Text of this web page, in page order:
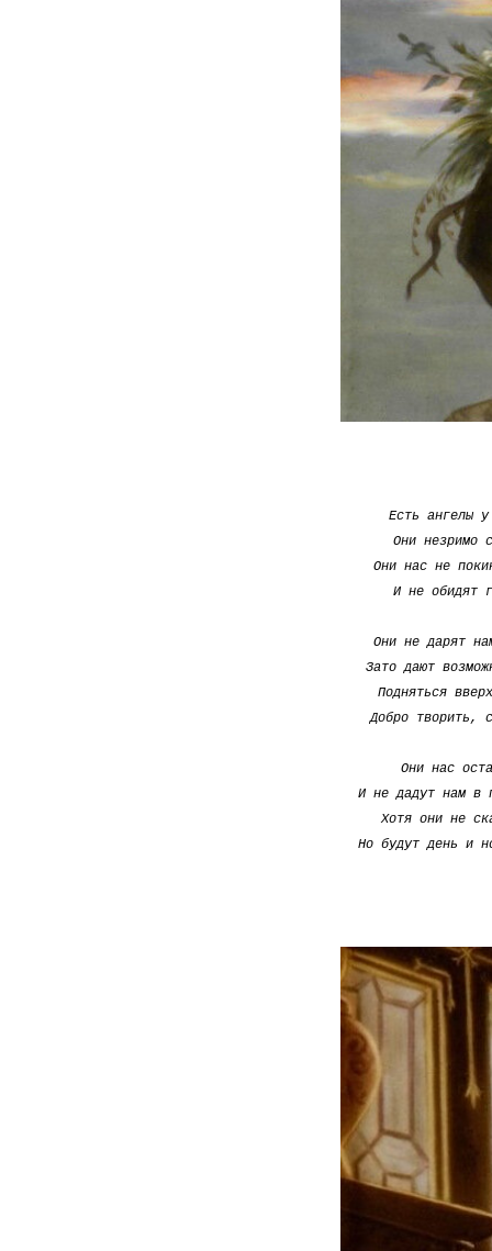
Есть ангелы
Они незримо
Они нас не
И не обидят
Они не дарят
Зато дают
Подняться
Добро творить,
Они нас
И не дадут нам в
Хотя они не
Но будут день и